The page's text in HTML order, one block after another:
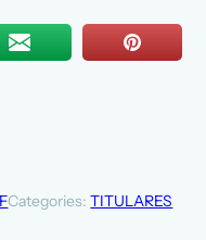
Categories:TITULARES